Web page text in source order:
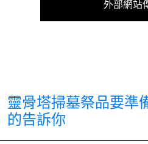
外部網
靈骨塔掃墓祭品要準
的告訴你